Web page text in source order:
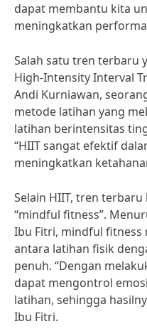
dapat membantu kita
meningkatkan
Salah satu tren terbaru
High-Intensity Interval
Andi Kurniawan,
metode latihan yang
latihan berintensitas
“HIIT sangat efektif
meningkatkan
Selain HIIT, tren
“mindful fitness”.
Ibu Fitri, mindful fitness
antara latihan fisik
penuh. “Dengan
dapat mengontrol
latihan, sehingga
Ibu Fitri.